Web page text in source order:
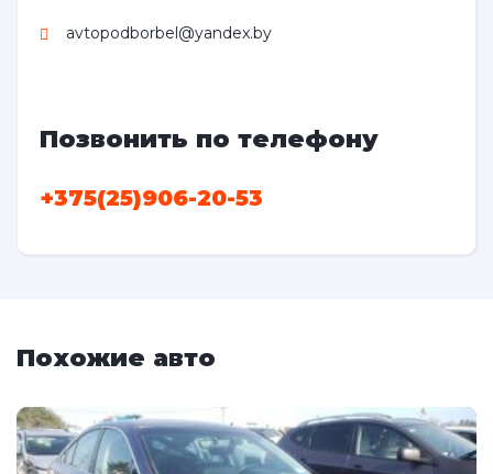
avtopodborbel@yandex.by
Позвонить по телефону
+375(25)906-20-53
Похожие авто